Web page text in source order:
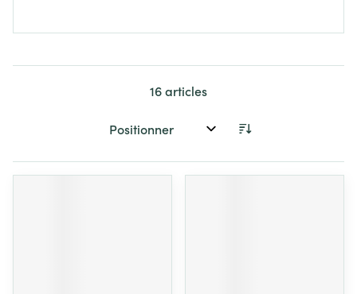
16articles
Trier par: